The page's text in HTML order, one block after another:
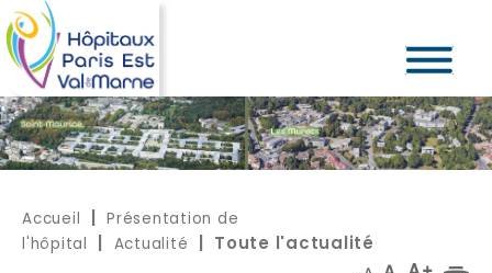
Accueil
Présentation de
l'hôpital
Actualité | Toute l'actualité